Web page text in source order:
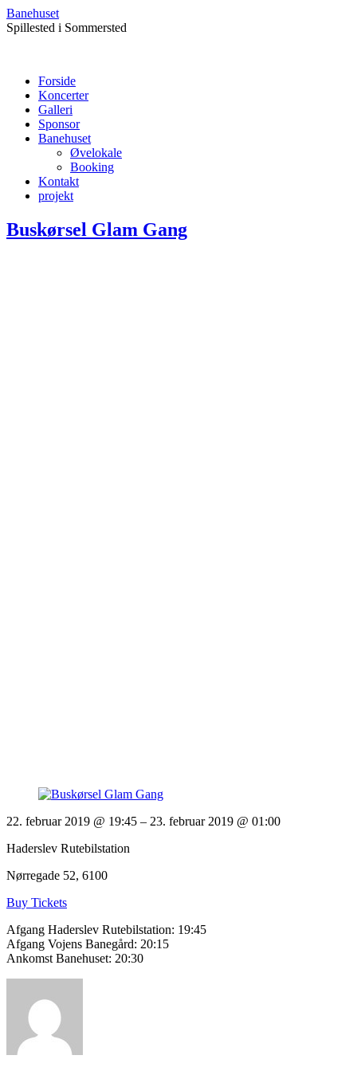
Banehuset
Spillested i Sommersted
Forside
Koncerter
Galleri
Sponsor
Banehuset
Øvelokale
Booking
Kontakt
projekt
Buskørsel Glam Gang
22. februar 2019 @ 19:45 – 23. februar 2019 @ 01:00
Haderslev Rutebilstation
Nørregade 52, 6100
Buy Tickets
Afgang Haderslev Rutebilstation: 19:45
Afgang Vojens Banegård: 20:15
Ankomst Banehuset: 20:30